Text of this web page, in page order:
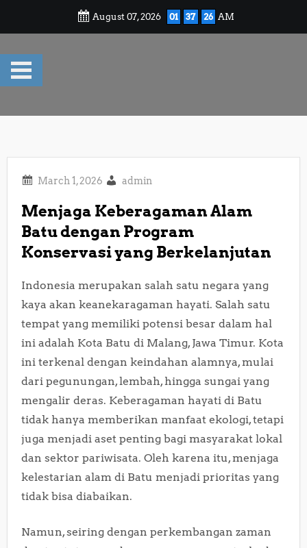
August 07, 2026 01 37 27 AM
admin
Menjaga Keberagaman Alam
Batu dengan Program
Konservasi yang Berkelanjutan
Indonesia merupakan salah satu negara yang
kaya akan keanekaragaman hayati. Salah satu
tempat yang memiliki potensi besar dalam hal
ini adalah Kota Batu di Malang, Jawa Timur. Kota
ini terkenal dengan keindahan alamnya, mulai
dari pegunungan, lembah, hingga sungai yang
mengalir deras. Keberagaman hayati di Batu
tidak hanya memberikan manfaat ekologi, tetapi
juga menjadi aset penting bagi masyarakat lokal
dan sektor pariwisata. Oleh karena itu, menjaga
kelestarian alam di Batu menjadi prioritas yang
tidak bisa diabaikan.
Namun, seiring dengan perkembangan zaman